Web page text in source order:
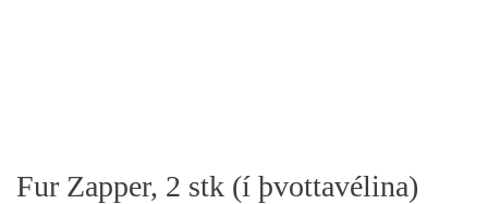
Fur Zapper, 2 stk (í þvottavélina)